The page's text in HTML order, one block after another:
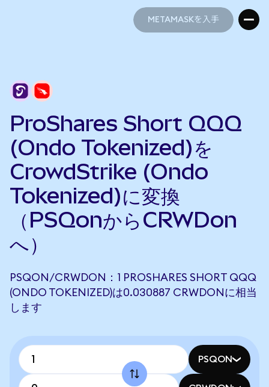
METAMASKを入手
ProShares Short QQQ
(Ondo Tokenized)を
CrowdStrike (Ondo
Tokenized)に変換
（PSQonからCRWDon
へ）
PSQON/CRWDON：1 PROSHARES SHORT QQQ
(ONDO TOKENIZED)は0.030887 CRWDONに相当
します
PSQON